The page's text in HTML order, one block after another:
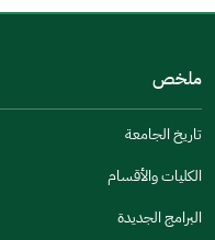
مكتوبة بشكل جيد
الإجابات كانت مرتبطة
تصميمه يجعله سهل القراءة
أخرى
ملخص
تاريخ الجامعة
الكليات والأقسام
البرامج الجديدة